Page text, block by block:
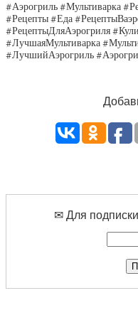
#Аэрогриль #Мультиварка
#Рецепты #Еда
#РецептыДляАэрогриля
#ЛучшаяМультиварка
#ЛучшийАэрогриль
✉ Для